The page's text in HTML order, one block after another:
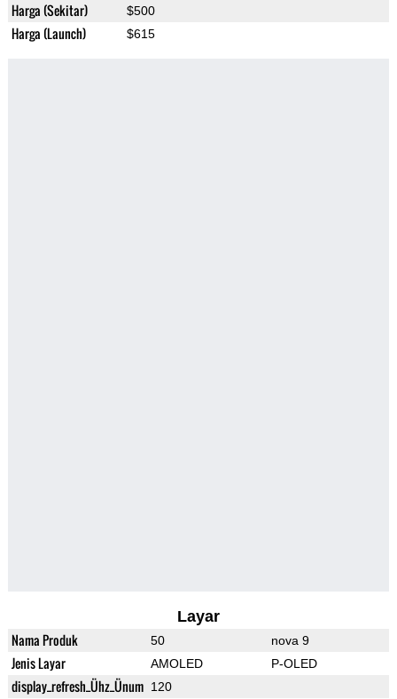
Harga (Sekitar) $500
Harga (Launch) $615
Layar
Nama Produk 50 nova 9
Jenis Layar AMOLED P-OLED
display_refresh_Ühz_Ünum 120